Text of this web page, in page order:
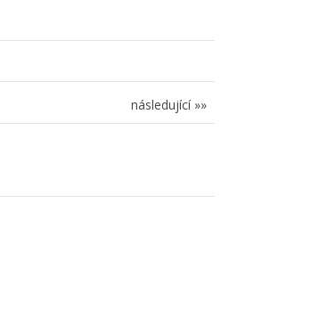
následující »»